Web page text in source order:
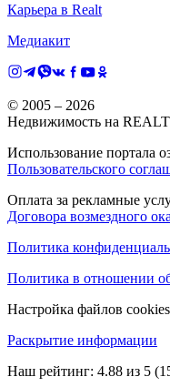
Карьера в Realt
Медиакит
© 2005 – 2026
Недвижимость на
Использование портала
Пользовательского
Оплата за рекламные
Договора возмездного
Политика
Политика в отношении
Настройка файлов cookies
Раскрытие информации
Наш рейтинг: 4.88 из 5 (